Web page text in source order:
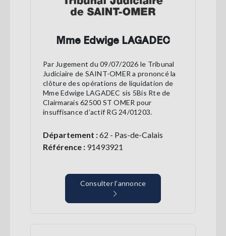
Mme Edwige LAGADEC
Par Jugement du 09/07/2026 le Tribunal
Judiciaire de SAINT-OMER a prononcé la
clôture des opérations de liquidation de
Mme Edwige LAGADEC sis 5Bis Rte de
Clairmarais 62500 ST OMER pour
insuffisance d’actif RG 24/01203.
Département :62 - Pas-de-Calais
Référence : 91493921
Consulter l’annonce